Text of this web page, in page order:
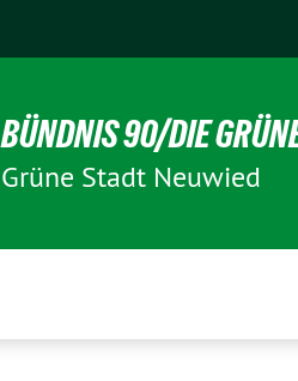
BÜNDNIS 90/DIE
Grüne Stadt Neuwied